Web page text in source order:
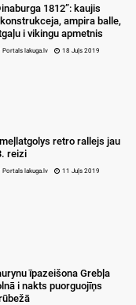
1812”: kaujis
ampira balle,
i vikingu apmetnis
Portals lakuga.lv 18 Juļs 2019
retro rallejs jau
reizi
Portals lakuga.lv 11 Juļs 2019
īpazeišona Grebļa
i nakts puorguojīņs